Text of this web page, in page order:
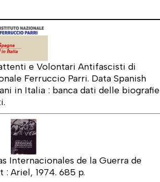
e Volontari Antifascisti di
Ferruccio Parri. Data Spanish
in Italia : banca dati delle biografie
Internacionales de la Guerra de
: Ariel, 1974. 685 p.